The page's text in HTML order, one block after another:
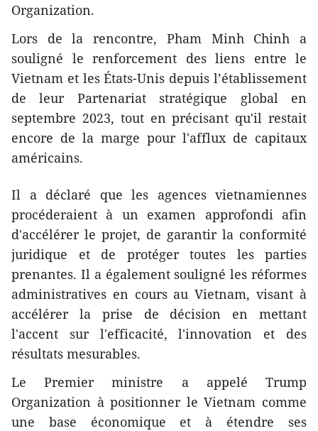
Organization.
Lors de la rencontre, Pham Minh Chinh a
souligné le renforcement des liens entre le
Vietnam et les États-Unis depuis l’établissement
de leur Partenariat stratégique global en
septembre 2023, tout en précisant qu'il restait
encore de la marge pour l'afflux de capitaux
américains.
Il a déclaré que les agences vietnamiennes
procéderaient à un examen approfondi afin
d'accélérer le projet, de garantir la conformité
juridique et de protéger toutes les parties
prenantes. Il a également souligné les réformes
administratives en cours au Vietnam, visant à
accélérer la prise de décision en mettant
l'accent sur l'efficacité, l'innovation et des
résultats mesurables.
Le Premier ministre a appelé Trump
Organization à positionner le Vietnam comme
une base économique et à étendre ses